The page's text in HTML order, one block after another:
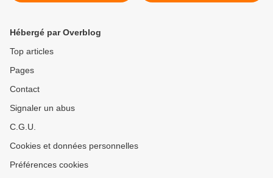
Hébergé par Overblog
Top articles
Pages
Contact
Signaler un abus
C.G.U.
Cookies et données personnelles
Préférences cookies